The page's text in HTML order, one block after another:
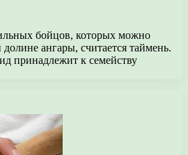
бойцов, которых можно
долине ангары, считается таймень.
принадлежит к семейству